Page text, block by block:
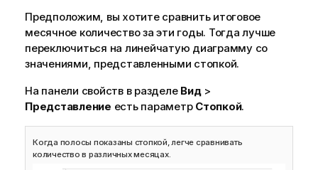
Предположим, вы хотите сравнить итоговое
месячное количество за эти годы. Тогда лучше
переключиться на линейчатую диаграмму со
значениями, представленными стопкой.
На панели свойств в разделе Вид>
Представление есть параметр Стопкой.
Когда полосы показаны стопкой, легче сравнивать
количество в различных месяцах.